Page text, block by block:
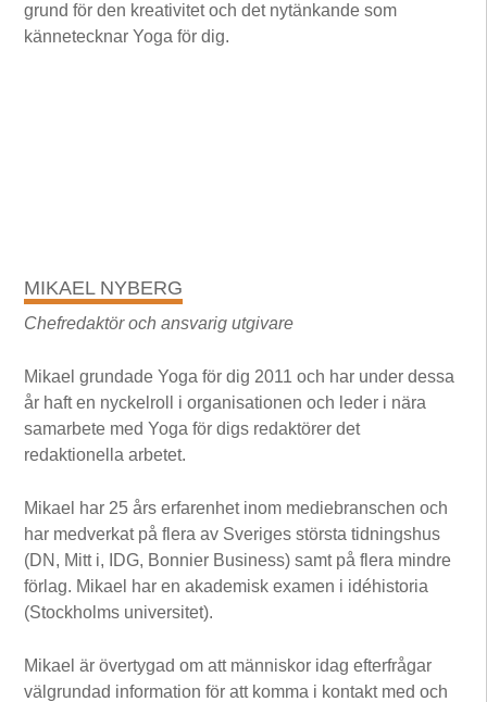
grund för den kreativitet och det nytänkande som
kännetecknar Yoga för dig.
MIKAEL NYBERG
Chefredaktör och ansvarig utgivare
Mikael grundade Yoga för dig 2011 och har under dessa
år haft en nyckelroll i organisationen och leder i nära
samarbete med Yoga för digs redaktörer det
redaktionella arbetet.
Mikael har 25 års erfarenhet inom mediebranschen och
har medverkat på flera av Sveriges största tidningshus
(DN, Mitt i, IDG, Bonnier Business) samt på flera mindre
förlag. Mikael har en akademisk examen i idéhistoria
(Stockholms universitet).
Mikael är övertygad om att människor idag efterfrågar
välgrundad information för att komma i kontakt med och